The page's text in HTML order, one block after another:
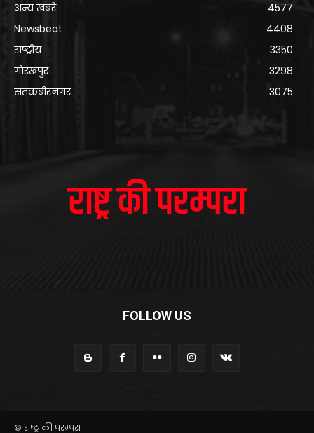
अन्य खबरे
4577
Newsbeat
4408
राष्ट्रीय
3350
गोरखपुर
3298
संतकबीरनगर
3075
FOLLOW US
© राष्ट्र की परम्परा